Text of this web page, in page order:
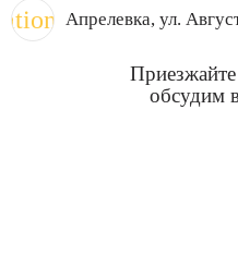
Апрелевка, ул.
обсудим